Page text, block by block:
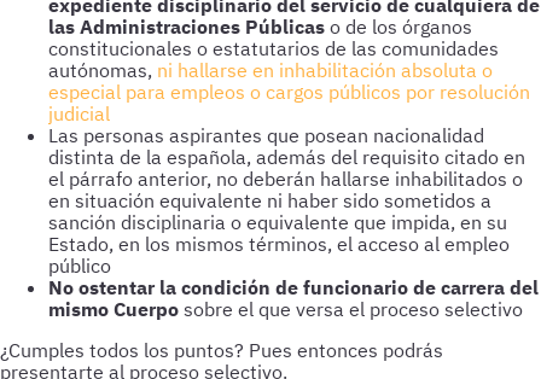
expediente disciplinario del servicio de cualquiera de
las Administraciones Públicas o de los órganos
constitucionales o estatutarios de las comunidades
autónomas, ni hallarse en inhabilitación absoluta o
especial para empleos o cargos públicos por resolución
judicial
Las personas aspirantes que posean nacionalidad
distinta de la española, además del requisito citado en
el párrafo anterior, no deberán hallarse inhabilitados o
en situación equivalente ni haber sido sometidos a
sanción disciplinaria o equivalente que impida, en su
Estado, en los mismos términos, el acceso al empleo
público
No ostentar la condición de funcionario de carrera del
mismo Cuerpo sobre el que versa el proceso selectivo
¿Cumples todos los puntos? Pues entonces podrás
presentarte al proceso selectivo.